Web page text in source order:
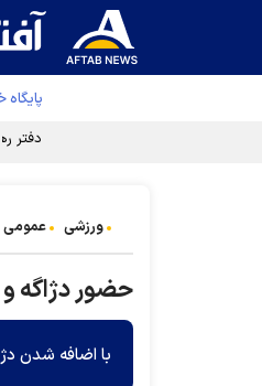
پایگاه
دفتر
ورزشی عمومی
حضور دژاگه و
با اضافه شدن